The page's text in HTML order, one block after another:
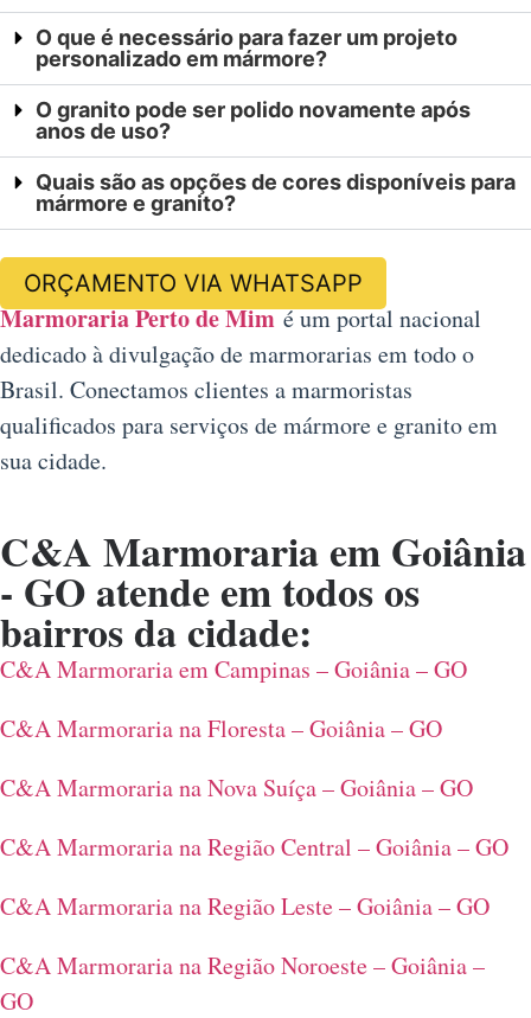
O que é necessário para fazer um projeto
personalizado em mármore?
O granito pode ser polido novamente após
anos de uso?
Quais são as opções de cores disponíveis para
mármore e granito?
ORÇAMENTO VIA WHATSAPP
Marmoraria Perto de Mimé um portal nacional
dedicado à divulgação de marmorarias em todo o
Brasil. Conectamos clientes a marmoristas
qualificados para serviços de mármore e granito em
sua cidade.
C&A Marmoraria em Goiânia
- GOatende em todos os
bairros da cidade:
C&A Marmoraria em Campinas – Goiânia – GO
C&A Marmoraria na Floresta – Goiânia – GO
C&A Marmoraria na Nova Suíça – Goiânia – GO
C&A Marmoraria na Região Central – Goiânia – GO
C&A Marmoraria na Região Leste – Goiânia – GO
C&A Marmoraria na Região Noroeste – Goiânia –
GO